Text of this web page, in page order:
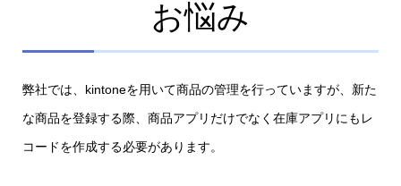
お悩み
弊社では、kintoneを用いて商品の管理を行っていますが、新た
な商品を登録する際、商品アプリだけでなく在庫アプリにもレ
コードを作成する必要があります。